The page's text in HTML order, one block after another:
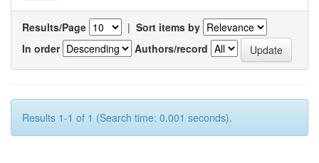
Results/Page | Sort items by
In order
Authors/record
Results 1-1 of 1 (Search time: 0.001 seconds).